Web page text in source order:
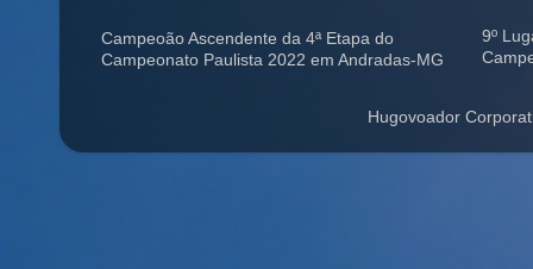
Campeoão Ascendente da 4ª Etapa do
Campeonato Paulista 2022 em Andradas-MG
9º
Hugovoador